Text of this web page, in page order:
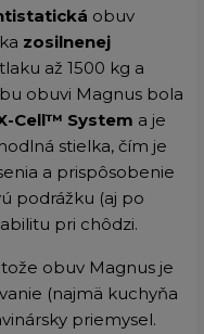
obuv
zosilnenej
až 1500 kg a
obuvi Magnus bola
Cell™ System a je
stielka, čím je
a prispôsobenie
podrážku (aj po
pri chôdzi.
obuv Magnus je
(najmä kuchyňa
priemysel.